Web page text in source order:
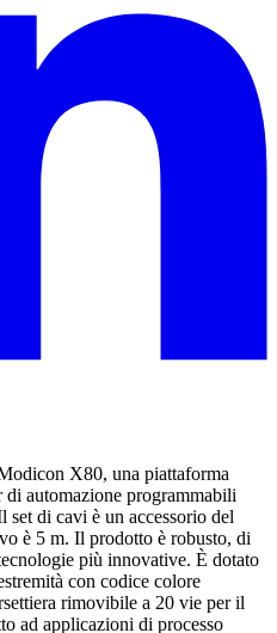
X80, una piattaforma
automazione programmabili
di cavi è un accessorio del
è 5 m. Il prodotto è robusto, di
più innovative. È dotato
con codice colore
rimovibile a 20 vie per il
ad applicazioni di processo